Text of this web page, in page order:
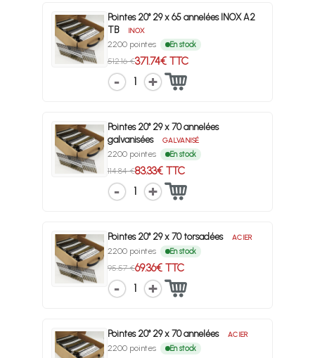
Pointes 20° 29 x 65 annelées INOX A2
TB
INOX
2200 pointes En stock
512.16 €371.74€ TTC
1
Pointes 20° 29 x 70 annelées
galvanisées
GALVANISÉ
2200 pointes En stock
114.84 €83.33€ TTC
1
Pointes 20° 29 x 70 torsadées ACIER
2200 pointes En stock
95.57 €69.36€ TTC
1
Pointes 20° 29 x 70 annelées ACIER
2200 pointes En stock